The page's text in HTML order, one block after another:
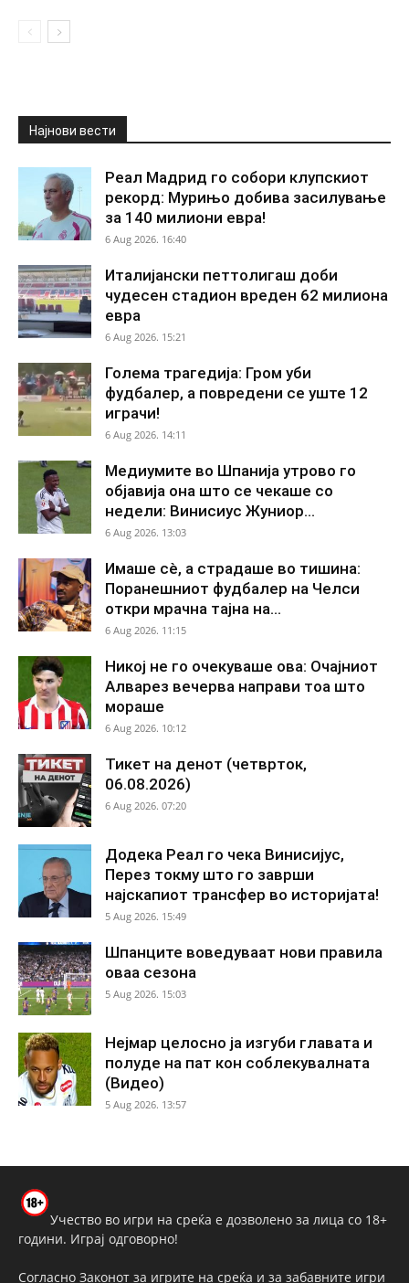
Најнови вести
Реал Мадрид го собори клупскиот
рекорд: Мурињо добива засилување
за 140 милиони евра!
6 Aug 2026. 16:40
Италијански петтолигаш доби
чудесен стадион вреден 62 милиона
евра
6 Aug 2026. 15:21
Голема трагедија: Гром уби
фудбалер, а повредени се уште 12
играчи!
6 Aug 2026. 14:11
Медиумите во Шпанија утрово го
објавија она што се чекаше со
недели: Винисиус Жуниор...
6 Aug 2026. 13:03
Имаше сè, а страдаше во тишина:
Поранешниот фудбалер на Челси
откри мрачна тајна на...
6 Aug 2026. 11:15
Никој не го очекуваше ова: Очајниот
Алварез вечерва направи тоа што
мораше
6 Aug 2026. 10:12
Тикет на денот (четврток,
06.08.2026)
6 Aug 2026. 07:20
Додека Реал го чека Винисијус,
Перез токму што го заврши
најскапиот трансфер во историјата!
5 Aug 2026. 15:49
Шпанците воведуваат нови правила
оваа сезона
5 Aug 2026. 15:03
Нејмар целосно ја изгуби главата и
полуде на пат кон соблекувалната
(Видео)
5 Aug 2026. 13:57
Учество во игри на среќа е дозволено за лица со 18+
години. Играј одговорно!
Согласно Законот за игрите на среќа и за забавните игри